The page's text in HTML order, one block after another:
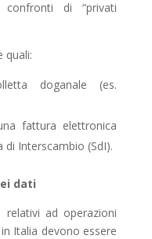
di “privati
quali:
doganale (es.
fattura elettronica
Interscambio (SdI).
dati
relativi ad operazioni
Italia devo­no essere